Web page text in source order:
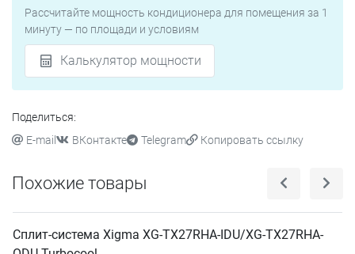
Рассчитайте мощность кондиционера для помещения за 1
минуту — по площади и условиям
Калькулятор мощности
Поделиться:
E-mail
ВКонтакте Telegram Копировать ссылку
Похожие товары
Сплит-система Xigma XG-TX27RHA-IDU/XG-TX27RHA-